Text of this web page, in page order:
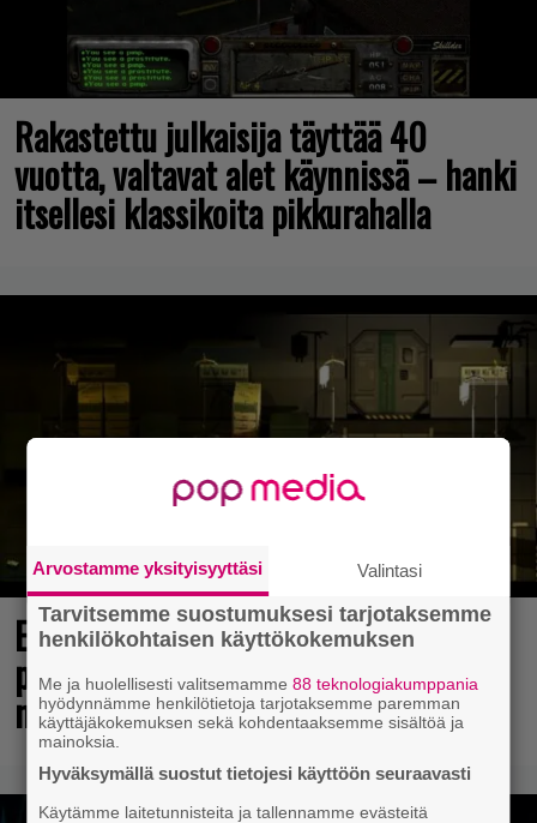
Rakastettu julkaisija täyttää 40
vuotta, valtavat alet käynnissä – hanki
itsellesi klassikoita pikkurahalla
Elokuun PlayStation Plus Essential -
pelit ilmestyivät – mukana todellinen
mestariteos
Arvostamme yksityisyyttäsi Valintasi
Tarvitsemme suostumuksesi tarjotaksemme
henkilökohtaisen käyttökokemuksen
Me ja huolellisesti valitsemamme88 teknologiakumppania
hyödynnämme henkilötietoja tarjotaksemme paremman
käyttäjäkokemuksen sekä kohdentaaksemme sisältöä ja
mainoksia.
Hyväksymällä suostut tietojesi käyttöön seuraavasti
Käytämme laitetunnisteita ja tallennamme evästeitä